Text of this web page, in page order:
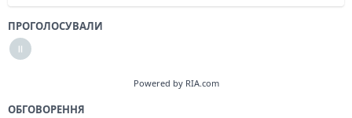
ПРОГОЛОСУВАЛИ
Powered by RIA.com
ОБГОВОРЕННЯ